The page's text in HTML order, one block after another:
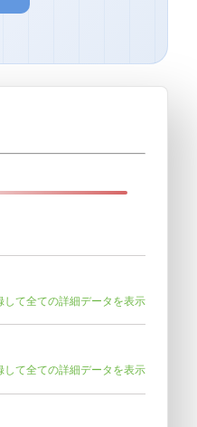
して全ての詳細データを表示
して全ての詳細データを表示